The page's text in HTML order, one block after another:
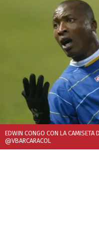
EDWIN CONGO CON LA CAMISETA
@VBARCARACOL